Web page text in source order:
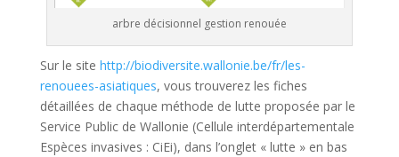
arbre décisionnel gestion renouée
Sur le site http://biodiversite.wallonie.be/fr/les-
renouees-asiatiques, vous trouverez les fiches
détaillées de chaque méthode de lutte proposée par le
Service Public de Wallonie (Cellule interdépartementale
Espèces invasives : CiEi), dans l’onglet « lutte » en bas